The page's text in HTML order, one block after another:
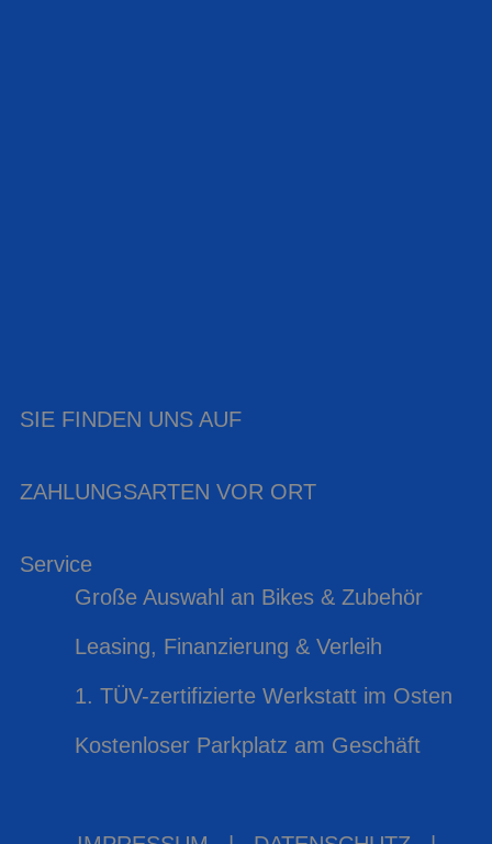
SIE FINDEN UNS AUF
ZAHLUNGSARTEN VOR ORT
Service
Große Auswahl an Bikes & Zubehör
Leasing, Finanzierung & Verleih
1. TÜV-zertifizierte Werkstatt im Osten
Kostenloser Parkplatz am Geschäft